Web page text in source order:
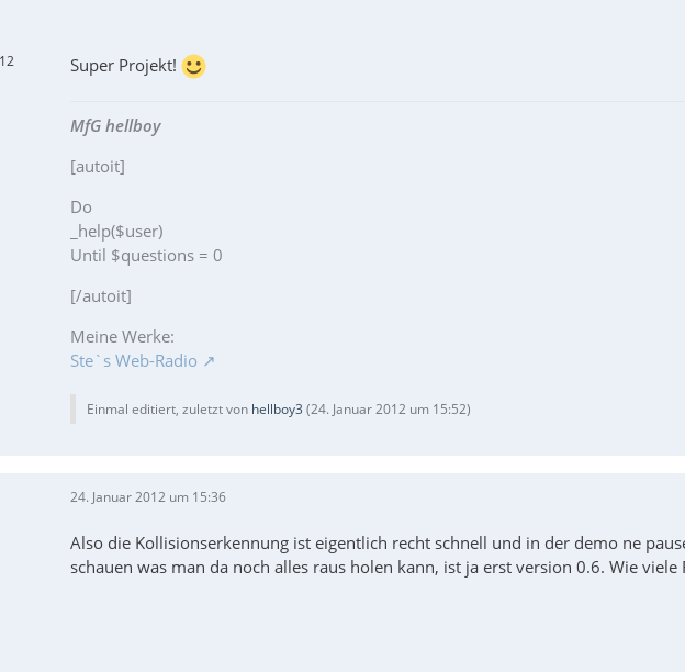
Super Projekt!
MfG hellboy
[autoit]
Do
_help($user)
Until $questions = 0
[/autoit]
Meine Werke:
Ste`s Web-Radio
Einmal editiert, zuletzt von hellboy3 (24. Januar 2012 um 15:52)
24. Januar 2012 um 15:36
Also die Kollisionserkennung ist eigentlich recht schnell und in der demo ne
schauen was man da noch alles raus holen kann, ist ja erst version 0.6. Wie